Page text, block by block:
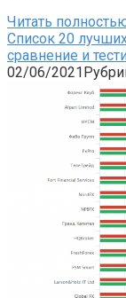
Читать
Список 20
сравнение и
02/06/2021